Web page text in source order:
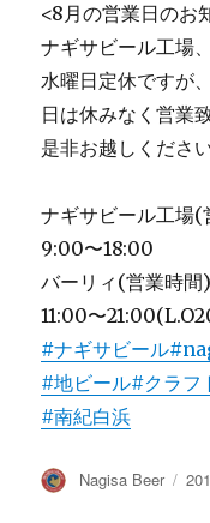
<8月の営業日のお
ナギサビール工場
水曜日定休ですが
日は休みなく営業
是非お越しくださ
ナギサビール工場(
9:00〜18:00
バーリィ(営業時間)
11:00〜
#ナギサビール
#地ビール#クラフ
#南紀白浜
投
Nagisa Beer
投